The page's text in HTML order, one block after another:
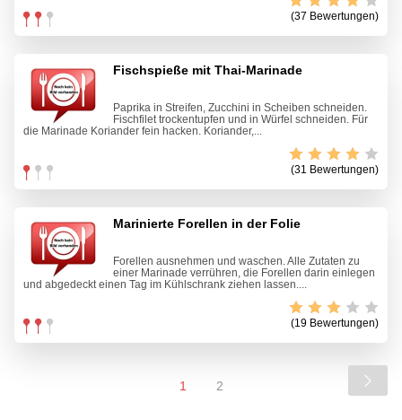
(37 Bewertungen)
Fischspieße mit Thai-Marinade
Paprika in Streifen, Zucchini in Scheiben schneiden.
Fischfilet trockentupfen und in Würfel schneiden. Für
die Marinade Koriander fein hacken. Koriander,...
(31 Bewertungen)
Marinierte Forellen in der Folie
Forellen ausnehmen und waschen. Alle Zutaten zu
einer Marinade verrühren, die Forellen darin einlegen
und abgedeckt einen Tag im Kühlschrank ziehen lassen....
(19 Bewertungen)
1 2